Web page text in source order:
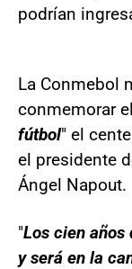
podrían
La Conmebol
conmemorar
fútbol" el
el presidente
Ángel Napout.
"Los cien años
y será en la